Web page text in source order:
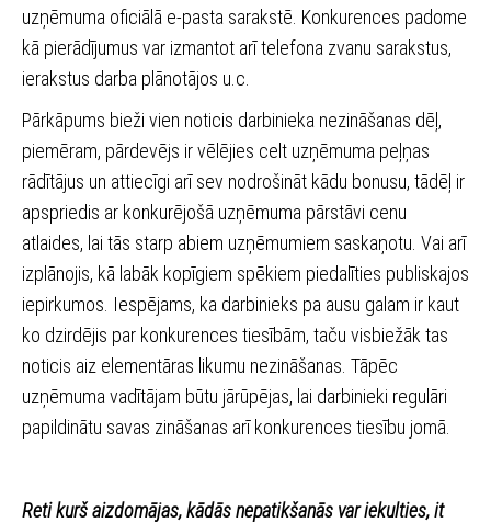
uzņēmuma oficiālā e-pasta sarakstē. Konkurences padome
kā pierādījumus var izmantot arī telefona zvanu sarakstus,
ierakstus darba plānotājos u.c.
Pārkāpums bieži vien noticis darbinieka nezināšanas dēļ,
piemēram, pārdevējs ir vēlējies celt uzņēmuma peļņas
rādītājus un attiecīgi arī sev nodrošināt kādu bonusu, tādēļ ir
apspriedis ar konkurējošā uzņēmuma pārstāvi cenu
atlaides, lai tās starp abiem uzņēmumiem saskaņotu. Vai arī
izplānojis, kā labāk kopīgiem spēkiem piedalīties publiskajos
iepirkumos. Iespējams, ka darbinieks pa ausu galam ir kaut
ko dzirdējis par konkurences tiesībām, taču visbiežāk tas
noticis aiz elementāras likumu nezināšanas. Tāpēc
uzņēmuma vadītājam būtu jārūpējas, lai darbinieki regulāri
papildinātu savas zināšanas arī konkurences tiesību jomā.
Reti kurš aizdomājas, kādās nepatikšanās var iekulties, it